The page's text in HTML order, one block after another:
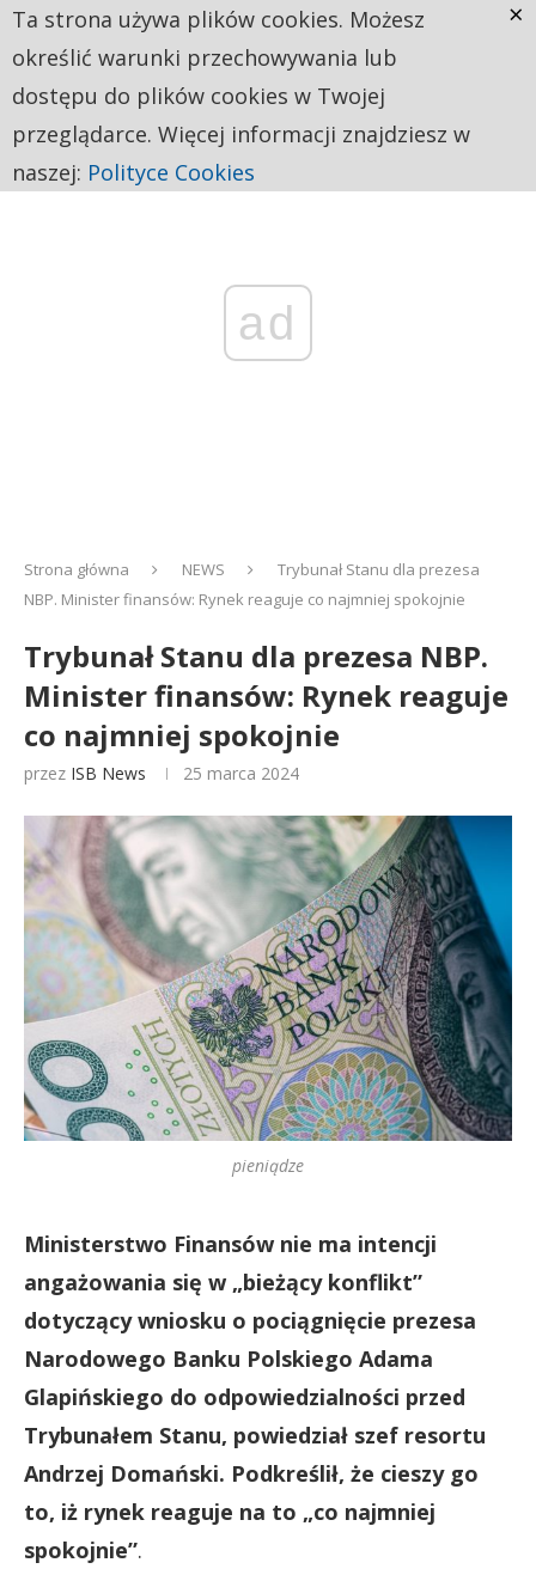
ad
Strona główna NEWS
Trybunał Stanu dla prezesa
NBP. Minister finansów: Rynek reaguje co najmniej spokojnie
Trybunał Stanu dla prezesa NBP.
Minister finansów: Rynek reaguje
co najmniej spokojnie
przez ISB News 25 marca 2024
pieniądze
Ministerstwo Finansów nie ma intencji
angażowania się w „bieżący konflikt”
dotyczący wniosku o pociągnięcie prezesa
Narodowego Banku Polskiego Adama
Glapińskiego do odpowiedzialności przed
Trybunałem Stanu, powiedział szef resortu
Andrzej Domański. Podkreślił, że cieszy go
to, iż rynek reaguje na to „co najmniej
spokojnie”.
Ta strona używa plików cookies. Możesz
określić warunki przechowywania lub
dostępu do plików cookies w Twojej
przeglądarce. Więcej informacji znajdziesz w
naszej: Polityce Cookies
×